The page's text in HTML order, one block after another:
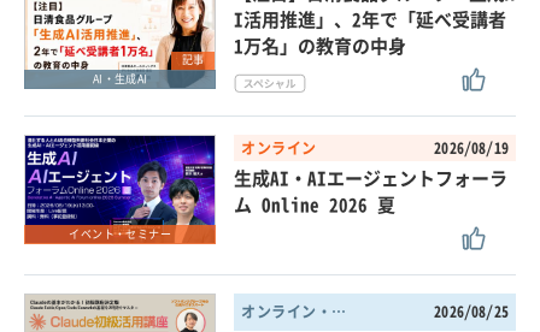
記事
AI・生成AI
I活用推進」、2年で「延べ受講者
1万名」の教育の中身
イベント・セミナー
オンライン 2026/08/19
生成AI・AIエージェントフォーラ
ム Online 2026 夏
オンライン・東京都 2026/08/25